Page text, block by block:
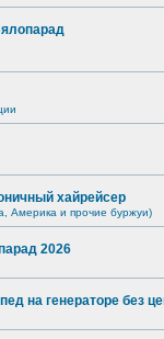
хайрейсер
Америка и прочие буржуи)
2026
на генераторе без